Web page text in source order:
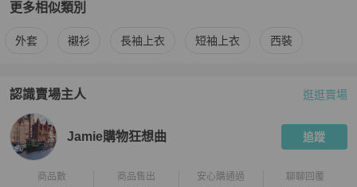
更多相似類別
更多 LOEWE男裝 相似商品推薦
外套 襯衫 長袖上衣 短袖上衣 西裝
認識賣場主人
PopChill 拍拍圈嚴選賣家
逛逛賣場
Jamie購物狂想曲 追蹤
商品數 商品售出 安心購通過 聊聊回覆